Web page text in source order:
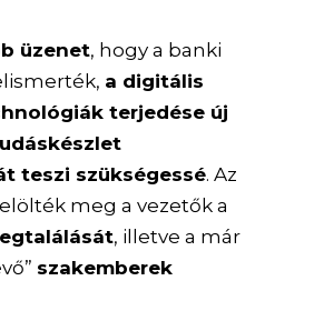
üzenet, hogy a banki
a digitális
terjedése új
teszi szükségessé. Az
meg a vezetők a
, illetve a már
szakemberek